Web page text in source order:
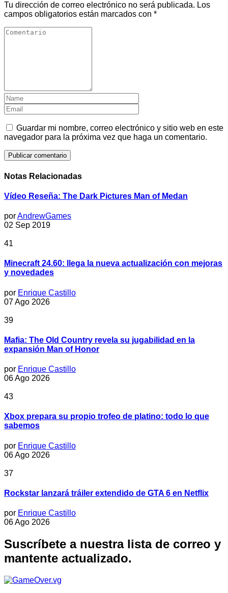
Tu dirección de correo electrónico no será publicada. Los
campos obligatorios están marcados con *
Guardar mi nombre, correo electrónico y sitio web en este
navegador para la próxima vez que haga un comentario.
Notas Relacionadas
Vídeo Reseña: The Dark Pictures Man of Medan
porAndrewGames
02 Sep 2019
41
Minecraft 24.60: llega la nueva actualización con mejoras
y novedades
por Enrique Castillo
07 Ago 2026
39
Mafia: The Old Country revela su jugabilidad en la
expansión Man of Honor
por Enrique Castillo
06 Ago 2026
43
Xbox prepara su propio trofeo de platino: todo lo que
sabemos
por Enrique Castillo
06 Ago 2026
37
Rockstar lanzará tráiler extendido de GTA 6 en Netflix
por Enrique Castillo
06 Ago 2026
Suscríbete a nuestra lista de correo y
mantente actualizado.